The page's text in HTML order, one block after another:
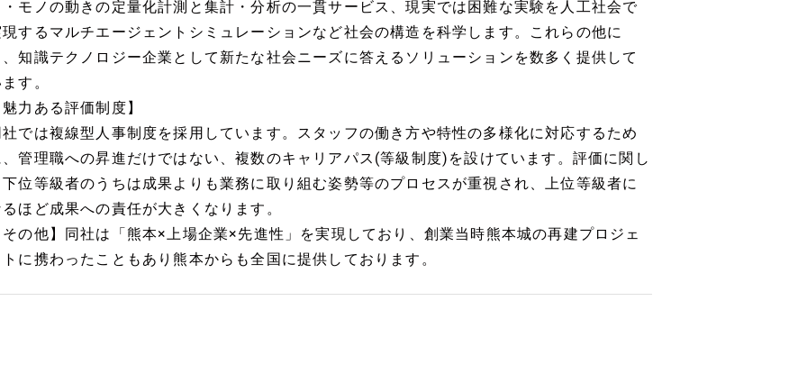
モノの動きの定量化計測と集計・分析の一貫サービス、現実では困難な実験を人工社会で
するマルチエージェントシミュレーションなど社会の構造を科学します。これらの他に
知識テクノロジー企業として新たな社会ニーズに答えるソリューションを数多く提供して
す。
力ある評価制度】
では複線型人事制度を採用しています。スタッフの働き方や特性の多様化に対応するため
管理職への昇進だけではない、複数のキャリアパス(等級制度)を設けています。評価に関し
位等級者のうちは成果よりも業務に取り組む姿勢等のプロセスが重視され、上位等級者に
ほど成果への責任が大きくなります。
の他】同社は「熊本×上場企業×先進性」を実現しており、創業当時熊本城の再建プロジェ
に携わったこともあり熊本からも全国に提供しております。